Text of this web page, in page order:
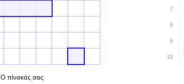
Ο πίνακάς σας
7
8
9
10